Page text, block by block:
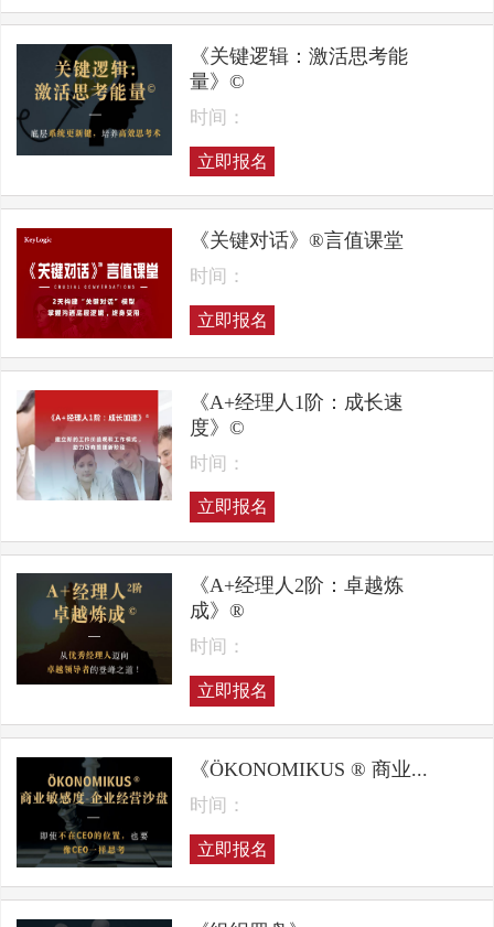
《关键逻辑：激活思考能
量》©
时间：
立即报名
《关键对话》®言值课堂
时间：
立即报名
《A+经理人1阶：成长速
度》©
时间：
立即报名
《A+经理人2阶：卓越炼
成》®
时间：
立即报名
《ÖKONOMIKUS ® 商业...
时间：
立即报名